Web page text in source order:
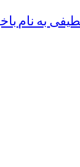
به نام